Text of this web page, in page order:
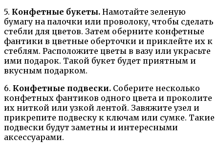
5. Конфетные букеты. Намотайте зеленую
бумагу на палочки или проволоку, чтобы сделать
стебли для цветов. Затем оберните конфетные
фантики в цветные оберточки и приклейте их к
стеблям. Расположите цветы в вазу или украсьте
ими подарок. Такой букет будет приятным и
вкусным подарком.
6. Конфетные подвески. Соберите несколько
конфетных фантиков одного цвета и проколите
их ниткой или узкой лентой. Завяжите узел и
прикрепите подвеску к ключам или сумке. Такие
подвески будут заметны и интересными
аксессуарами.